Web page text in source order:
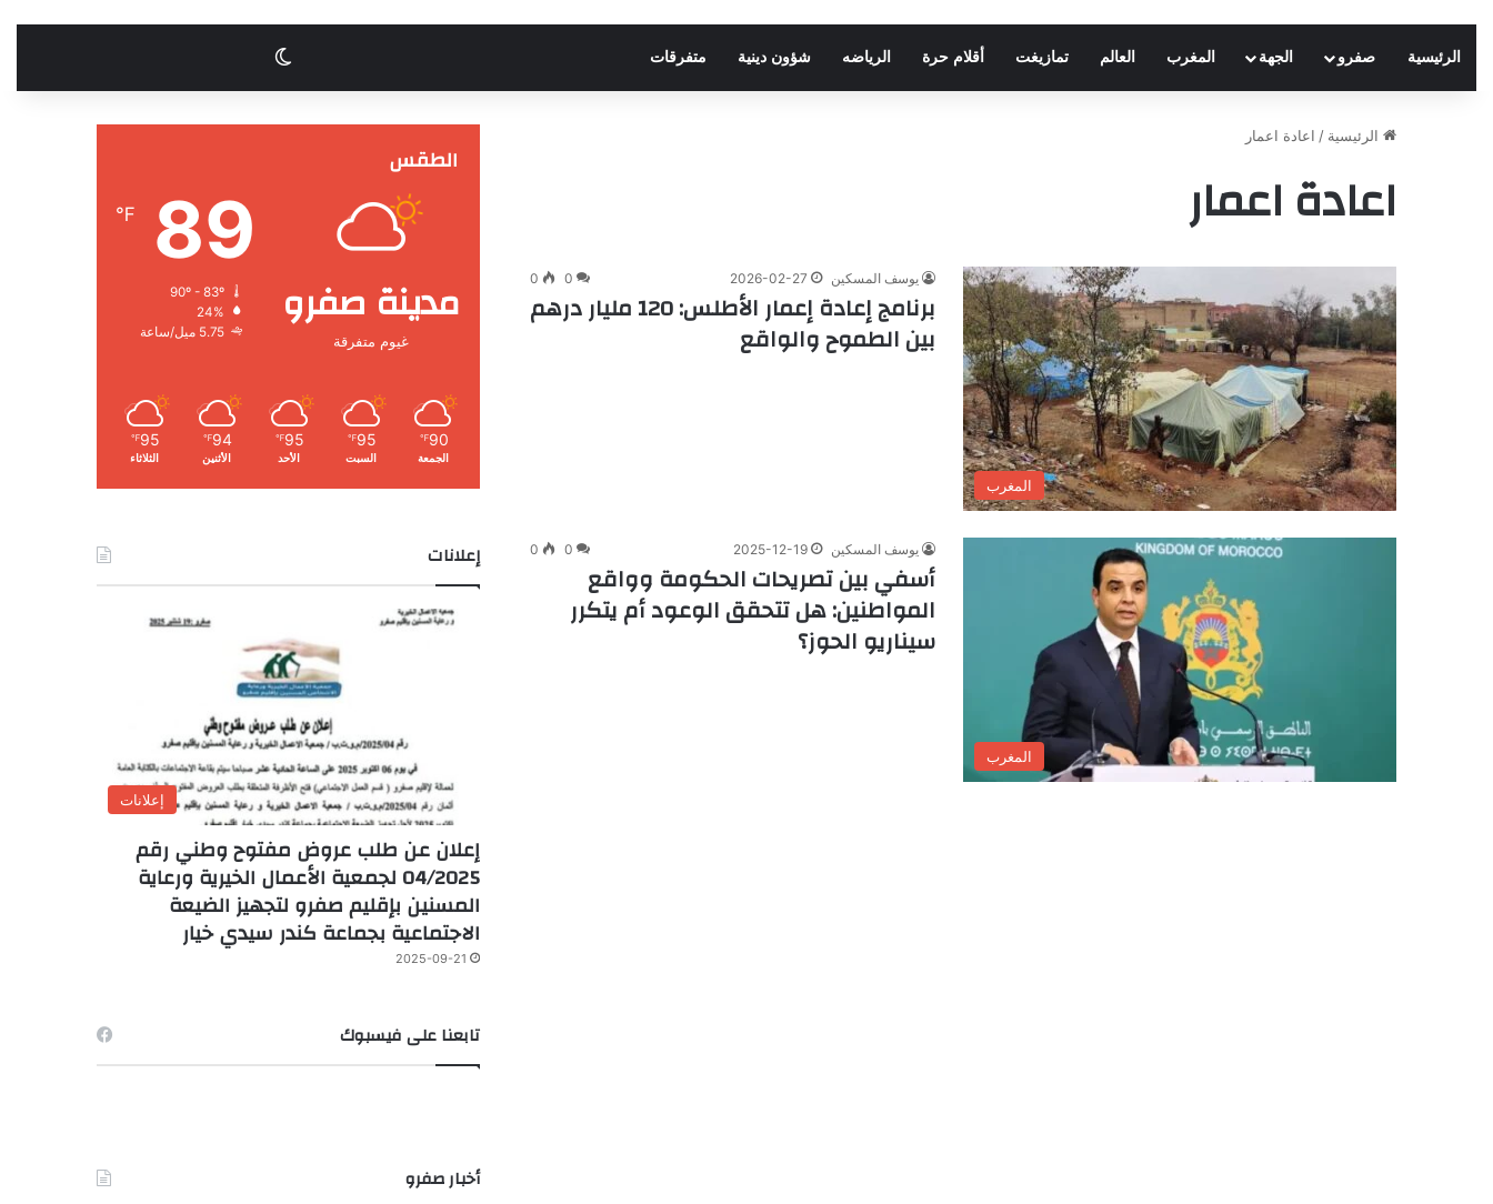
الرئيسية صفرو الجهة المغرب العالم تمازيغت أقلام حرة الرياضه شؤون دينية متفرقات الوضع المظلم
الرئيسية / اعادة اعمار
اعادة اعمار
المغرب
يوسف المسكين 2026-02-27
0
0
برنامج إعادة إعمار الأطلس: 120 مليار درهم
بين الطموح والواقع
المغرب
يوسف المسكين 2025-12-19
0
0
أسفي بين تصريحات الحكومة وواقع
المواطنين: هل تتحقق الوعود أم يتكرر
سيناريو الحوز؟
الطقس
مدينة صفرو
غيوم متفرقة
89
℉
24%
5.75 ميل/ساعة
90
℉
الجمعة
95
℉
السبت
95
℉
الأحد
94
℉
الأثنين
95
℉
الثلاثاء
إعلانات
إعلانات
إعلان عن طلب عروض مفتوح وطني رقم
04/2025 لجمعية الأعمال الخيرية ورعاية
المسنين بإقليم صفرو لتجهيز الضيعة
الاجتماعية بجماعة كندر سيدي خيار
2025-09-21
تابعنا على فيسبوك
أخبار صفرو